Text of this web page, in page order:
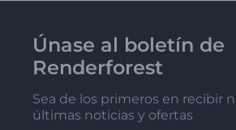
Únase al boletín de
Renderforest
Sea de los primeros en recibir
últimas noticias y ofertas